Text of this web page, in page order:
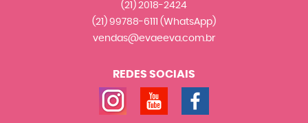
(21) 2018-2424
(21) 99788-6111 (WhatsApp)
vendas@evaeeva.com.br
REDES SOCIAIS